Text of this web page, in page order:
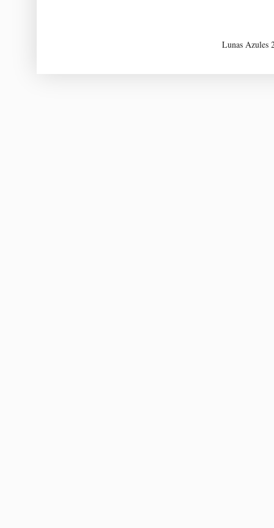
Lunas Azules